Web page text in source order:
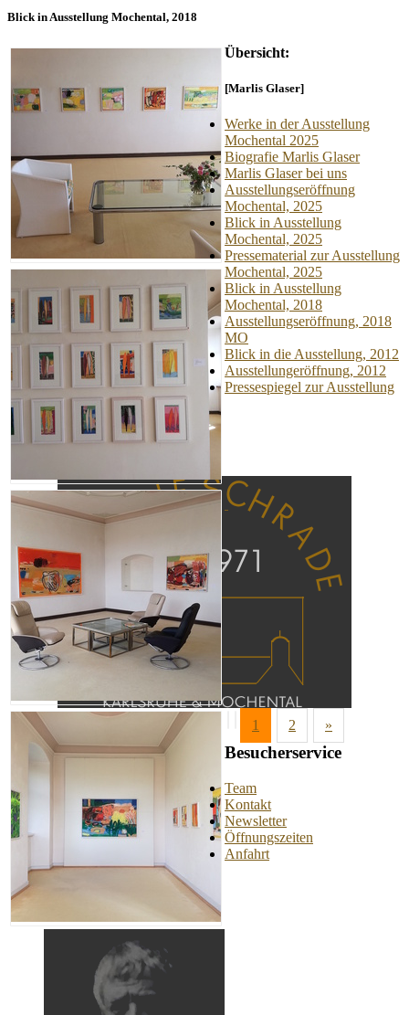
Blick in Ausstellung Mochental, 2018
1 2 »
Übersicht:
[Marlis Glaser]
Werke in der Ausstellung
Mochental 2025
Biografie Marlis Glaser
Marlis Glaser bei uns
Ausstellungseröffnung
Mochental, 2025
Blick in Ausstellung
Mochental, 2025
Pressematerial zur Ausstellung
Mochental, 2025
Blick in Ausstellung
Mochental, 2018
Ausstellungseröffnung, 2018
MO
Blick in die Ausstellung, 2012
Ausstellungeröffnung, 2012
Pressespiegel zur Ausstellung
Besucherservice
Team
Kontakt
Newsletter
Öffnungszeiten
Anfahrt